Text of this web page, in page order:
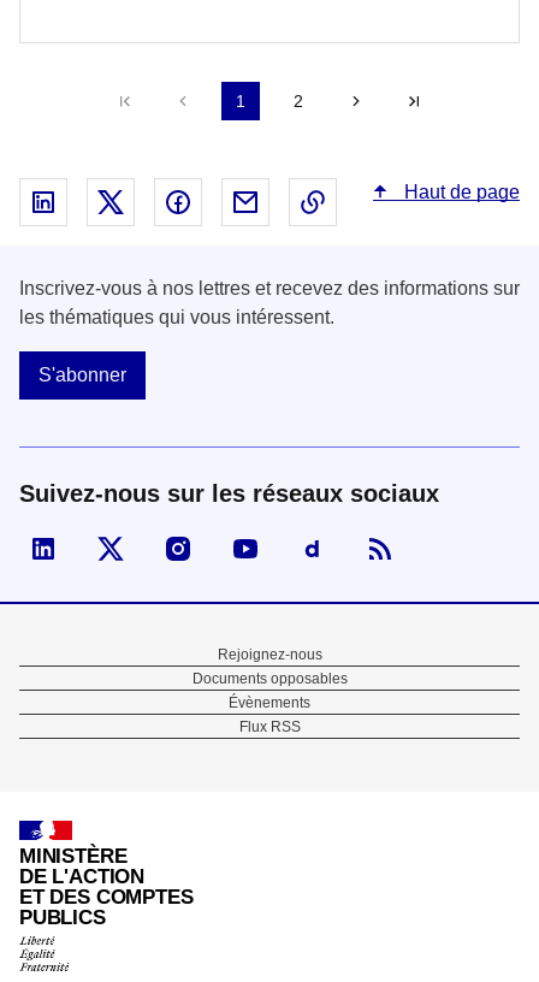
Première page
Précédent
1 2 Suivant
Partager sur Linked In - nouvelle fenêtre
Partager sur X - nouvelle fenêtre
Partager sur Facebook - nouvelle
Partager par email - nouvelle
Copier le lien dans le
Haut de page
Inscrivez-vous à nos lettres et recevez des informations sur
les thématiques qui vous intéressent.
S'abonner
Suivez-nous sur les réseaux sociaux
Visiter la page Linked In de fonction publique
Visiter la page X de fonction publique
Visiter la page Instagram de fonction
Visiter la page You Tube de
Visiter la page
Pied
de
Rejoignez-nous
Documents opposables
Évènements
Flux RSS
MINISTÈRE
DE L'ACTION
ET DES COMPTES
PUBLICS